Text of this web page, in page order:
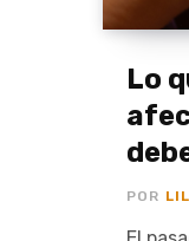
Lo
POR